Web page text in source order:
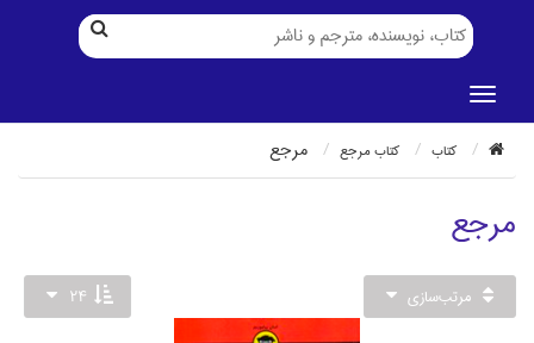
كتاب كتاب مرجع مرجع
مرجع
مرتب‌سازي